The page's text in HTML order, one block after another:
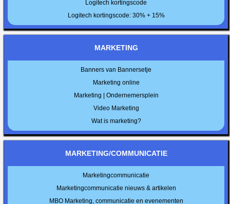
Logitech kortingscode
Logitech kortingscode: 30% + 15%
MARKETING
Banners van Bannersetje
Marketing online
Marketing | Ondernemersplein
Video Marketing
Wat is marketing?
MARKETING/COMMUNICATIE
Marketingcommunicatie
Marketingcommunicatie nieuws & artikelen
MBO Marketing, communicatie en evenementen